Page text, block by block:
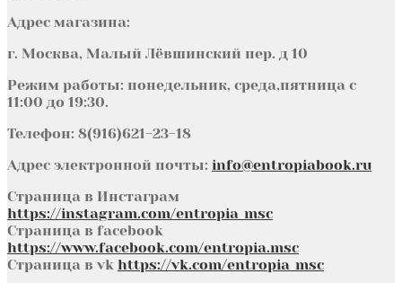
Адрес магазина:
г. Москва, Малый Лёвшинский пер. д 10
Режим работы: понедельник, среда,пятница с
11:00 до 19:30.
Телефон: 8(916)621-23-18
Адрес электронной почты: info@entropiabook.ru
Страница в Инстаграм
https://instagram.com/entropia_msc
Страница в facebook
https://www.facebook.com/entropia.msc
Страница в vk https://vk.com/entropia_msc